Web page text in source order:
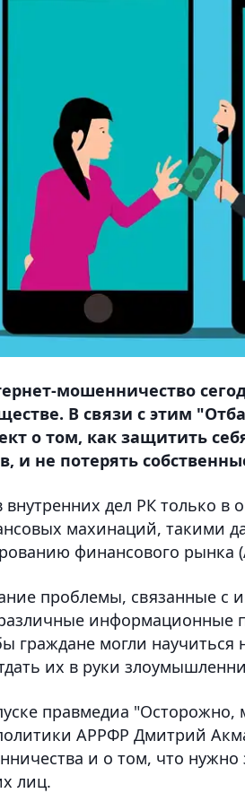
мошенничество
В связи с этим
о том, как защитить
не потерять
дел РК только в
махинаций, такими
финансового рынка
проблемы, связанные с
информационные
граждане могли научиться
их в руки
правмедиа "Осторожно,
АРРФР Дмитрий
и о том, что нужно
лиц.